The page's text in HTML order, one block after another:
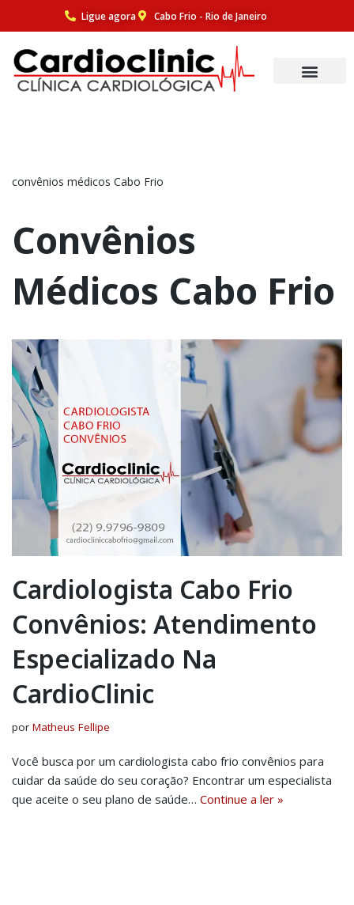
para
o
Ligue agora Cabo Frio - Rio de Janeiro
convênios médicos Cabo Frio
Convênios
Médicos Cabo Frio
Cardiologista Cabo Frio
Convênios: Atendimento
Especializado Na
CardioClinic
por Matheus Fellipe
Você busca por um cardiologista cabo frio convênios para
cuidar da saúde do seu coração? Encontrar um especialista
que aceite o seu plano de saúde… Continue a ler »